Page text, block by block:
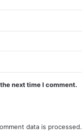
next time I comment.
data is processed.